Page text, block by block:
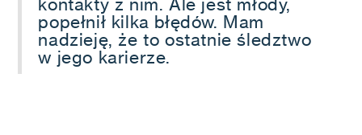
popełnił kilka błędów. Mam
nadzieję, że to ostatnie śledztwo
w jego karierze.